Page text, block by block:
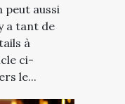
peut aussi
a tant de
à
ci-
le...